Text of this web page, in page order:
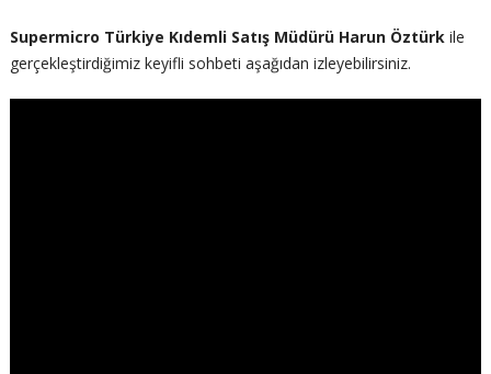
Supermicro Türkiye Kıdemli Satış Müdürü Harun Öztürkile
gerçekleştirdiğimiz keyifli sohbeti aşağıdan izleyebilirsiniz.